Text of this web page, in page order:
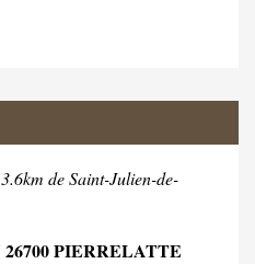
de Saint-Julien-de-
PIERRELATTE